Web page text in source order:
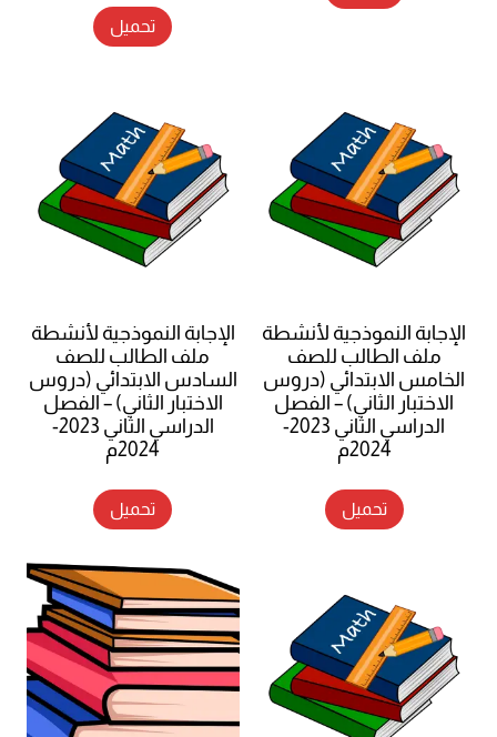
5.00
من 5
تحميل
الإجابة النموذجية لأنشطة
ملف الطالب للصف
الخامس الابتدائي (دروس
الاختبار الثاني) – الفصل
الدراسي الثاني 2023-
2024م
تحميل
الإجابة النموذجية لأنشطة
ملف الطالب للصف
السادس الابتدائي (دروس
الاختبار الثاني) – الفصل
الدراسي الثاني 2023-
2024م
تحميل